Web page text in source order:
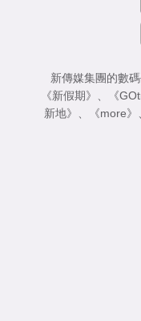
新傳媒集團的數
《新假期》
《
新地》
《more》